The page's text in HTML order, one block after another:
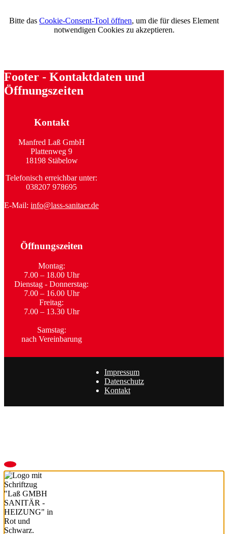
Bitte das Cookie-Consent-Tool öffnen, um die für dieses Element
notwendigen Cookies zu akzeptieren.
Footer - Kontaktdaten und
Öffnungszeiten
Kontakt
Manfred Laß GmbH
Plattenweg 9
18198 Stäbelow
Telefonisch erreichbar unter:
038207 978695
E-Mail: info@lass-sanitaer.de
Öffnungszeiten
Montag:
7.00 – 18.00 Uhr
Dienstag - Donnerstag:
7.00 – 16.00 Uhr
Freitag:
7.00 – 13.30 Uhr
Samstag:
nach Vereinbarung
Impressum
Datenschutz
Kontakt